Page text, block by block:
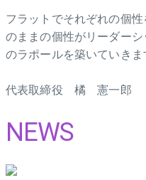
フラットでそれぞれの個
のままの個性がリーダー
のラポールを築いていきま
代表取締役 橘 憲一郎
NEWS